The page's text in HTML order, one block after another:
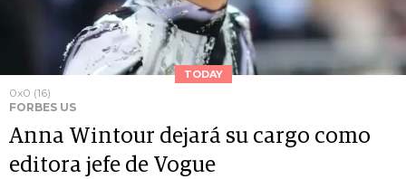
TODAY
0x0 (16)
FORBES US
Anna Wintour dejará su cargo como
editora jefe de Vogue